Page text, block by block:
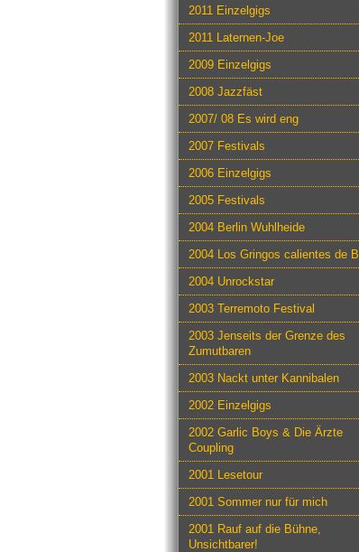
2011 Einzelgigs
2011 Laternen-Joe
2009 Einzelgigs
2008 Jazzfäst
2007/ 08 Es wird eng
2007 Festivals
2006 Einzelgigs
2005 Festivals
2004 Berlin Wuhlheide
2004 Los Gringos calientes de
2004 Unrockstar
2003 Terremoto Festival
2003 Jenseits der Grenze des
Zumutbaren
2003 Nackt unter Kannibalen
2002 Einzelgigs
2002 Garlic Boys & Die Ärzte
Coupling
2001 Lesetour
2001 Sommer nur für mich
2001 Rauf auf die Bühne,
Unsichtbarer!